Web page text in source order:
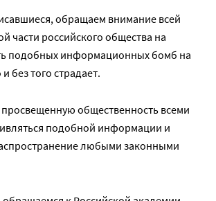
обращаем внимание всей
части российского общества на
подобных информационных бомб на
без того страдает.
общественность всеми
подобной информации и
любыми законными